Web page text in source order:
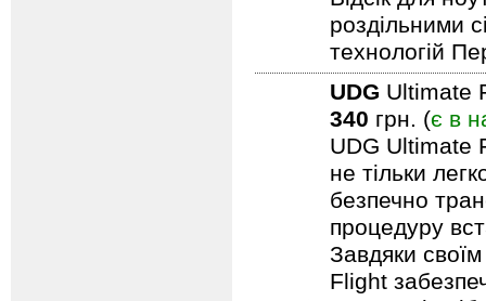
роздільними
технологій
UDG Ultimate
340 грн. (є в
UDG Ultimate
не тільки
безпечно
процедуру
Завдяки
Flight